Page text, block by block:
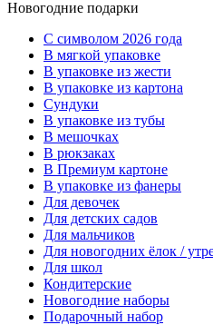
Новогодние подарки
C символом 2026 года
В мягкой упаковке
В упаковке из жести
В упаковке из картона
Сундуки
В упаковке из тубы
В мешочках
В рюкзаках
В Премиум картоне
В упаковке из фанеры
Для девочек
Для детских садов
Для мальчиков
Для новогодних ёлок /
Для школ
Кондитерские
Новогодние наборы
Подарочный набор